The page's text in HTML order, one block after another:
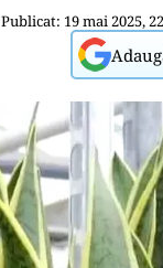
Publicat: 19 mai 2025,